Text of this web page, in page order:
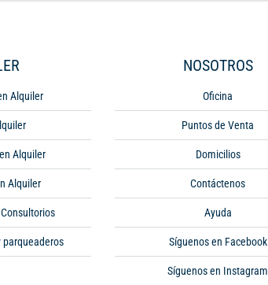
Alquiler
Alquiler
Alquiler
parqueaderos
NOSOTROS
Oficina
Puntos de Venta
Domicilios
Contáctenos
Ayuda
Síguenos en Facebook
Síguenos en Instagram